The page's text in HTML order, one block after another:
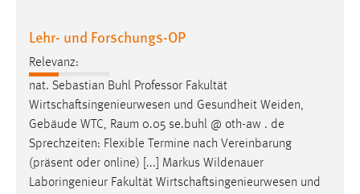
Lehr- und Forschungs-OP
Relevanz:
nat. Sebastian Buhl Professor Fakultät
Wirtschaftsingenieurwesen und Gesundheit Weiden,
Gebäude WTC, Raum 0.05 se.buhl @ oth-aw . de
Sprechzeiten: Flexible Termine nach Vereinbarung
(präsent oder online) [...] Markus Wildenauer
Laboringenieur Fakultät Wirtschaftsingenieurwesen und